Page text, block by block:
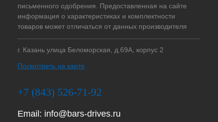
письменного одобрения. Предоставленная на сайте
информация о характеристиках и комплектности
товаров может отличаться от данных производителя
г. Казань улица Беломорская, д.69А, корпус 2
Посмотреть на карте
+7 (843) 526-71-92
Email: info@bars-drives.ru